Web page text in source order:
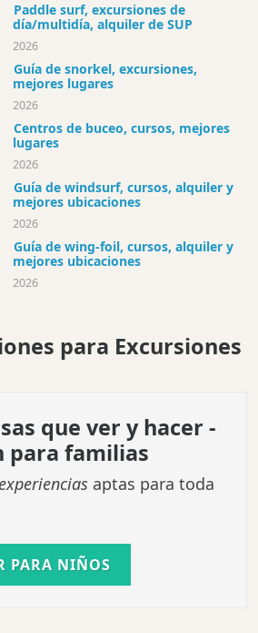
Paddle surf, excursiones de
día/multidía, alquiler de SUP
2026
Guía de snorkel, excursiones,
mejores lugares
2026
Centros de buceo, cursos, mejores
lugares
2026
Guía de windsurf, cursos, alquiler y
mejores ubicaciones
2026
Guía de wing-foil, cursos, alquiler y
mejores ubicaciones
2026
para Excursiones
que ver y hacer -
para familias
aptas para toda
PARA NIÑOS